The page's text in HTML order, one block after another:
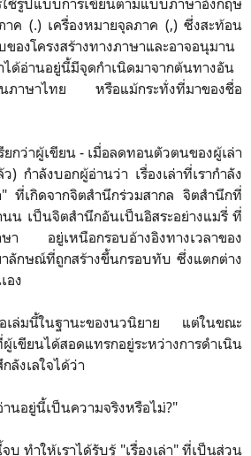
ค (.) เครื่องหมายจุลภาค (,) ซึ่งสะท้อน
องโครงสร้างทางภาษาและอาจอนุมาน
าได้อ่านอยู่นี้มีจุดกำเนิดมาจากต้นทางอัน
นภาษาไทย หรือแม้กระทั่งที่มาของชื่อ
กว่าผู้เขียน - เมื่อลดทอนตัวตนของผู้เล่า
) กำลังบอกผู้อ่านว่า เรื่องเล่าที่เรากำลัง
ที่เกิดจากจิตสำนึกร่วมสากล จิตสำนึกที่
น เป็นจิตสำนึกอันเป็นอิสระอย่างแมรี่ ที่
ษา อยู่เหนือกรอบอ้างอิงทางเวลาของ
ลักษณ์ที่ถูกสร้างขึ้นกรอบทับ ซึ่งแตกต่าง
อง
ล่มนี้ในฐานะของนวนิยาย แต่ในขณะ
ขียนได้สอดแทรกอยู่ระหว่างการดำเนิน
ลังเลใจได้ว่า
านอยู่นี้เป็นความจริงหรือไม่?"
บ ทำให้เราได้รับรู้ "เรื่องเล่า" ที่เป็นส่วน